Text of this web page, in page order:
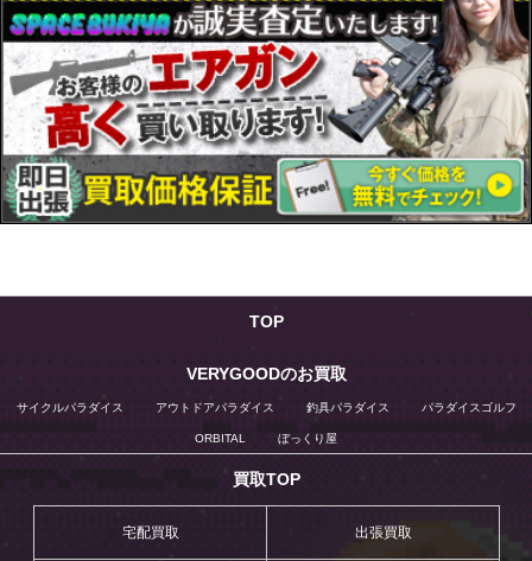
TOP
VERYGOODのお買取
サイクルパラダイス アウトドアパラダイス 釣具パラダイス パラダイスゴルフ
ORBITAL ぼっくり屋
買取TOP
宅配買取 出張買取